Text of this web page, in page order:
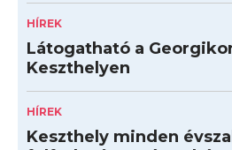
HÍREK
Látogatható a
Keszthelyen
HÍREK
Keszthely minden